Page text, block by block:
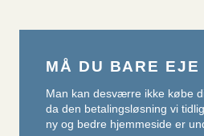
MÅ DU BARE EJE
Man kan desværre ikke købe
da den betalingsløsning vi
ny og bedre hjemmeside er